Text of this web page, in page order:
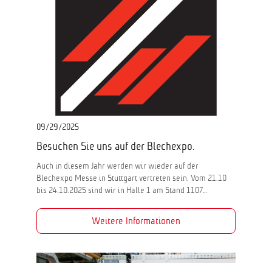
09/29/2025
Besuchen Sie uns auf der Blechexpo.
Auch in diesem Jahr werden wir wieder auf der
Blechexpo Messe in Stuttgart vertreten sein. Vom 21.10
bis 24.10.2025 sind wir in Halle 1 am Stand 1107…
Weitere Informationen